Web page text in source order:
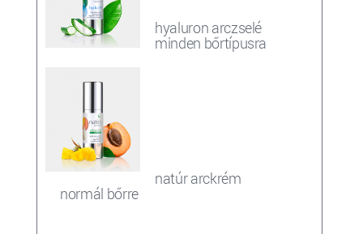
hyaluron arczselé
minden bőrtípusra
natúr arckrém
normál bőrre